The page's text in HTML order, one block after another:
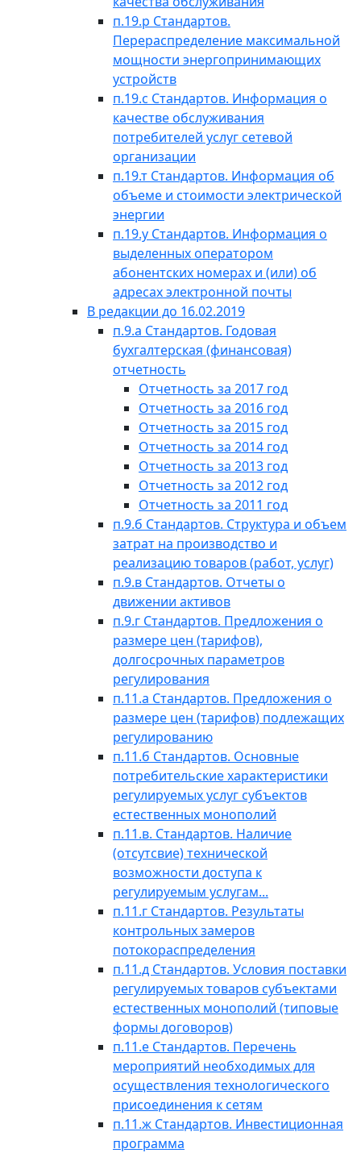
п.19.р Стандартов.
Перераспределение максимальной
мощности энергопринимающих
устройств
п.19.с Стандартов. Информация о
качестве обслуживания
потребителей услуг сетевой
организации
п.19.т Стандартов. Информация об
объеме и стоимости электрической
энергии
п.19.у Стандартов. Информация о
выделенных оператором
абонентских номерах и (или) об
адресах электронной почты
В редакции до 16.02.2019
п.9.а Стандартов. Годовая
бухгалтерская (финансовая)
отчетность
Отчетность за 2017 год
Отчетность за 2016 год
Отчетность за 2015 год
Отчетность за 2014 год
Отчетность за 2013 год
Отчетность за 2012 год
Отчетность за 2011 год
п.9.б Стандартов. Структура и объем
затрат на производство и
реализацию товаров (работ, услуг)
п.9.в Стандартов. Отчеты о
движении активов
п.9.г Стандартов. Предложения о
размере цен (тарифов),
долгосрочных параметров
регулирования
п.11.а Стандартов. Предложения о
размере цен (тарифов) подлежащих
регулированию
п.11.б Стандартов. Основные
потребительские характеристики
регулируемых услуг субъектов
естественных монополий
п.11.в. Стандартов. Наличие
(отсутсвие) технической
возможности доступа к
регулируемым услугам...
п.11.г Стандартов. Результаты
контрольных замеров
потокораспределения
п.11.д Стандартов. Условия поставки
регулируемых товаров субъектами
естественных монополий (типовые
формы договоров)
п.11.е Стандартов. Перечень
мероприятий необходимых для
осуществления технологического
присоединения к сетям
п.11.ж Стандартов. Инвестиционная
программа